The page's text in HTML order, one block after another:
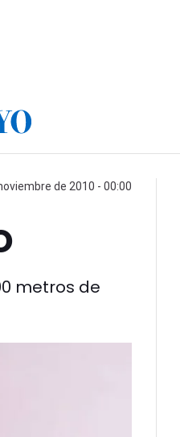
de 2010 - 00:00
metros de